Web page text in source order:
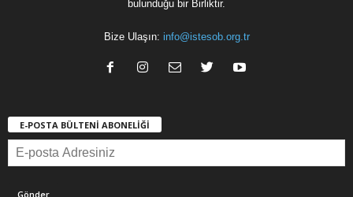
bulunduğu bir Birliktir.
Bize Ulaşın: info@istesob.org.tr
E-POSTA BÜLTENİ ABONELİĞİ